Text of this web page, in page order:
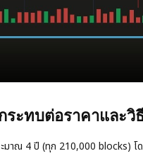
ะทบต่อราคาและวิ
าณ 4 ปี (ทุก 210,000 blocks) โ